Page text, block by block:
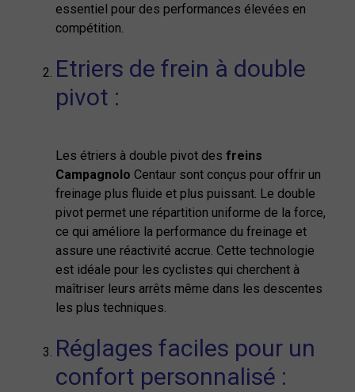
essentiel pour des performances élevées en
compétition.
Etriers de frein à double
pivot :
Les étriers à double pivot des freins
Campagnolo Centaur sont conçus pour offrir un
freinage plus fluide et plus puissant. Le double
pivot permet une répartition uniforme de la force,
ce qui améliore la performance du freinage et
assure une réactivité accrue. Cette technologie
est idéale pour les cyclistes qui cherchent à
maîtriser leurs arrêts même dans les descentes
les plus techniques.
Réglages faciles pour un
confort personnalisé :